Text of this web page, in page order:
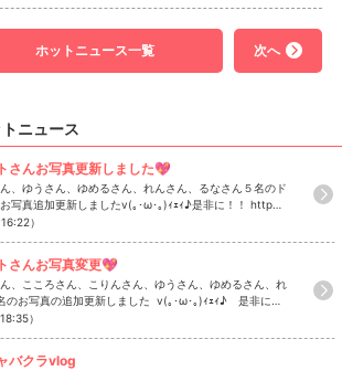
ホットニュース一覧 次へ
ニュース
さんお写真更新しました💖
、ゆうさん、ゆめるさん、れんさん、るなさん５名のド
写真追加更新しましたv(｡･ω･｡)ｨｪｨ♪是非に！！ http
gunma/takasaki/takasaki/takasaki_cute/ca
）
さんお写真変更💖
、こころさん、こりんさん、ゆうさん、ゆめるさん、れ
のお写真の追加更新しました v(｡･ω･｡)ｨｪｨ♪ 是非にチ
https://www.caba2.net/gunma/takasaki/takasaki/tak
）
バクラvlog